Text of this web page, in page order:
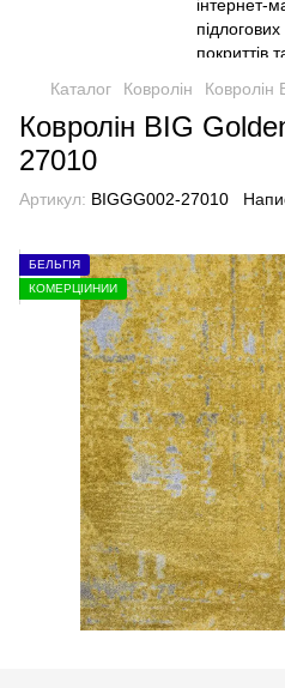
Каталог Ковролін Ковролін
Ковролін BIG
27010
Артикул: BIGGG002-27010
БЕЛЬГІЯ
КОМЕРЦІЙНИЙ